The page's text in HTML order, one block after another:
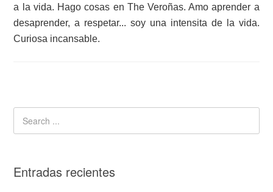
a la vida. Hago cosas en The Veroñas. Amo aprender a
desaprender, a respetar... soy una intensita de la vida.
Curiosa incansable.
Entradas recientes